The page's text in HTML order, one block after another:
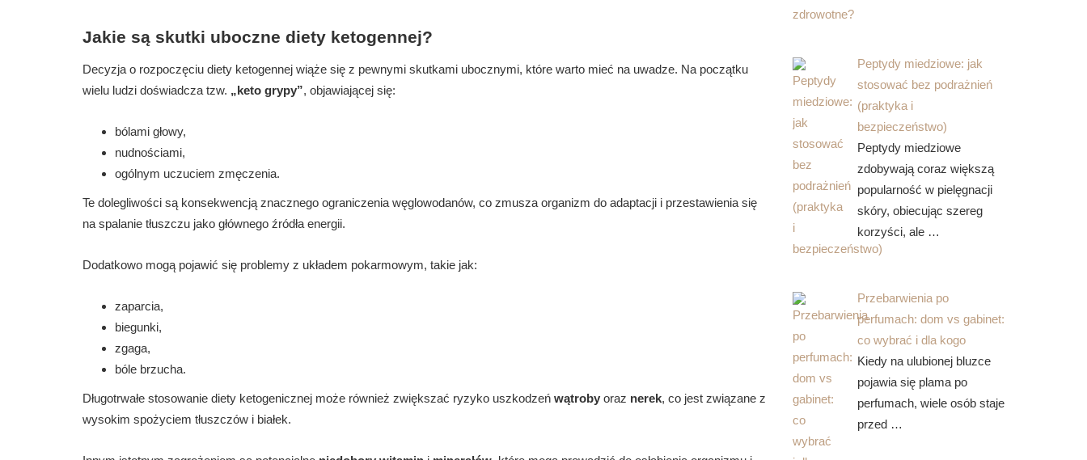
Jakie są skutki uboczne diety ketogennej?
Decyzja o rozpoczęciu diety ketogennej wiąże się z pewnymi skutkami ubocznymi, które warto mieć na uwadze. Na początku
wielu ludzi doświadcza tzw. „keto grypy”, objawiającej się:
bólami głowy,
nudnościami,
ogólnym uczuciem zmęczenia.
Te dolegliwości są konsekwencją znacznego ograniczenia węglowodanów, co zmusza organizm do adaptacji i przestawienia się
na spalanie tłuszczu jako głównego źródła energii.
Dodatkowo mogą pojawić się problemy z układem pokarmowym, takie jak:
zaparcia,
biegunki,
zgaga,
bóle brzucha.
Długotrwałe stosowanie diety ketogenicznej może również zwiększać ryzyko uszkodzeń wątroby oraz nerek, co jest związane z
wysokim spożyciem tłuszczów i białek.
Peptydy miedziowe: jak
stosować bez podrażnień
(praktyka i
bezpieczeństwo)
Peptydy miedziowe
zdobywają coraz większą
popularność w pielęgnacji
skóry, obiecując szereg
korzyści, ale …
Przebarwienia po
perfumach: dom vs gabinet:
co wybrać i dla kogo
Kiedy na ulubionej bluzce
pojawia się plama po
perfumach, wiele osób staje
przed …